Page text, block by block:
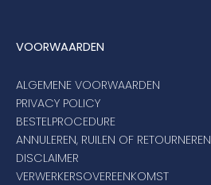
VOORWAARDEN
ALGEMENE VOORWAARDEN
PRIVACY POLICY
BESTELPROCEDURE
ANNULEREN, RUILEN OF RETOURNEREN
DISCLAIMER
VERWERKERSOVEREENKOMST